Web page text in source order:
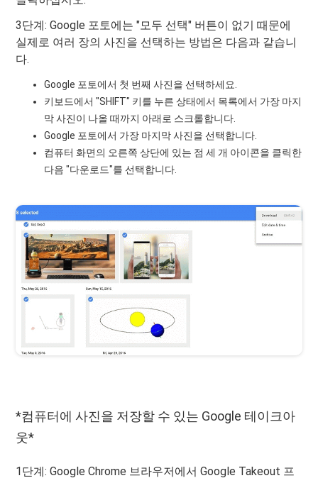
3단계: Google 포토에는 "모두 선택" 버튼이 없기 때문에
실제로 여러 장의 사진을 선택하는 방법은 다음과 같습니
다.
Google 포토에서 첫 번째 사진을 선택하세요.
키보드에서 "SHIFT" 키를 누른 상태에서 목록에서 가장 마지
막 사진이 나올 때까지 아래로 스크롤합니다.
Google 포토에서 가장 마지막 사진을 선택합니다.
컴퓨터 화면의 오른쪽 상단에 있는 점 세 개 아이콘을 클릭한
다음 "다운로드"를 선택합니다.
*컴퓨터에 사진을 저장할 수 있는 Google 테이크아
웃*
1단계: Google Chrome 브라우저에서 Google Takeout 프